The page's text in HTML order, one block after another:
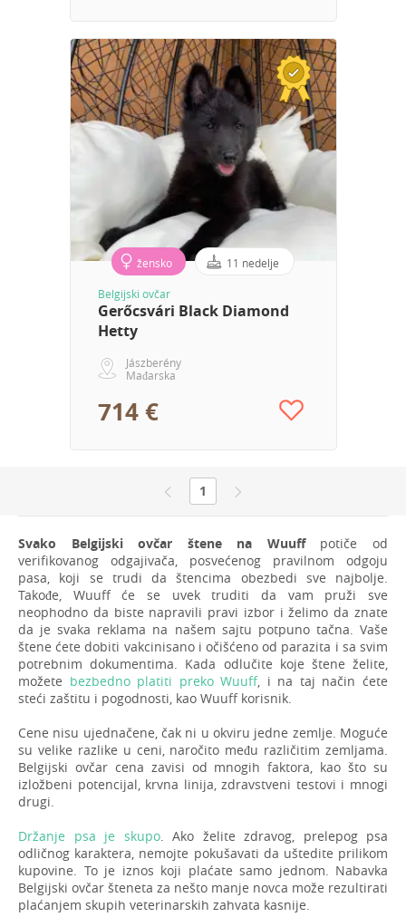
žensko 11 nedelje
Belgijski ovčar
Gerőcsvári Black Diamond
Hetty
Jászberény
Mađarska
714 €
1
Svako Belgijski ovčar štene na Wuuffpotiče od
verifikovanog odgajivača, posvećenog pravilnom odgoju
pasa, koji se trudi da štencima obezbedi sve najbolje.
Takođe, Wuuff će se uvek truditi da vam pruži sve
neophodno da biste napravili pravi izbor i želimo da znate
da je svaka reklama na našem sajtu potpuno tačna. Vaše
štene ćete dobiti vakcinisano i očišćeno od parazita i sa svim
potrebnim dokumentima. Kada odlučite koje štene želite,
možete bezbedno platiti preko Wuuff, i na taj način ćete
steći zaštitu i pogodnosti, kao Wuuff korisnik.
Cene nisu ujednačene, čak ni u okviru jedne zemlje. Moguće
su velike razlike u ceni, naročito među različitim zemljama.
Belgijski ovčar cena zavisi od mnogih faktora, kao što su
izložbeni potencijal, krvna linija, zdravstveni testovi i mnogi
drugi.
Držanje psa je skupo. Ako želite zdravog, prelepog psa
odličnog karaktera, nemojte pokušavati da uštedite prilikom
kupovine. To je iznos koji plaćate samo jednom. Nabavka
Belgijski ovčar šteneta za nešto manje novca može rezultirati
plaćanjem skupih veterinarskih zahvata kasnije.